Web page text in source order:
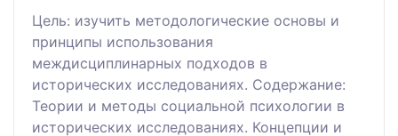
Цель: изучить методологические основы и
принципы использования
междисциплинарных подходов в
исторических исследованиях. Содержание:
Теории и методы социальной психологии в
исторических исследованиях. Концепции и